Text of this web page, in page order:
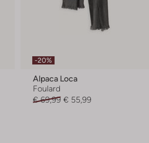
-20%
Alpaca Loca
Foulard
€ 69,99 € 55,99